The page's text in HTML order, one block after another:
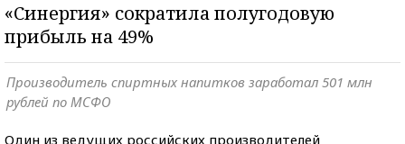
«Синергия» сократила полугодовую
прибыль на 49%
Производитель спиртных напитков заработал 501 млн
рублей по МСФО
Один из ведущих российских производителей